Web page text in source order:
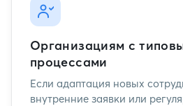
Организациям с
процессами
Если адаптация новых
внутренние заявки или